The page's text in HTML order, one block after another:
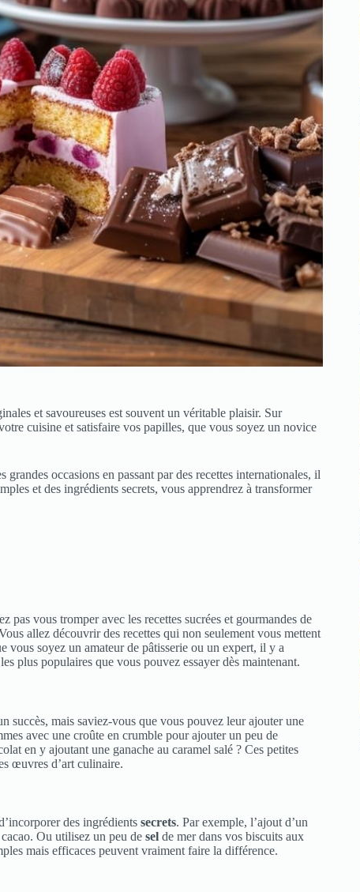
et savoureuses est souvent un véritable plaisir. Sur
cuisine et satisfaire vos papilles, que vous soyez un novice
occasions en passant par des recettes internationales, il
et des ingrédients secrets, vous apprendrez à transformer
pas vous tromper avec les recettes sucrées et gourmandes de
allez découvrir des recettes qui non seulement vous mettent
vous soyez un amateur de pâtisserie ou un expert, il y a
plus populaires que vous pouvez essayer dès maintenant.
succès, mais saviez-vous que vous pouvez leur ajouter une
avec une croûte en crumble pour ajouter un peu de
en y ajoutant une ganache au caramel salé ? Ces petites
œuvres d’art culinaire.
des ingrédients secrets. Par exemple, l’ajout d’un
Ou utilisez un peu de sel de mer dans vos biscuits aux
mais efficaces peuvent vraiment faire la différence.